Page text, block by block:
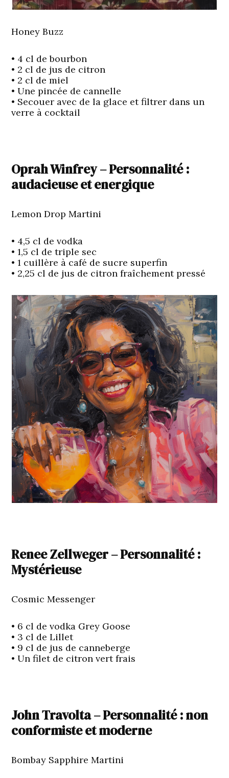
Honey Buzz
• 4 cl de bourbon
• 2 cl de jus de citron
• 2 cl de miel
• Une pincée de cannelle
• Secouer avec de la glace et filtrer dans un
verre à cocktail
Oprah Winfrey – Personnalité :
audacieuse et energique
Lemon Drop Martini
• 4,5 cl de vodka
• 1,5 cl de triple sec
• 1 cuillère à café de sucre superfin
• 2,25 cl de jus de citron fraîchement pressé
Renee Zellweger – Personnalité :
Mystérieuse
Cosmic Messenger
• 6 cl de vodka Grey Goose
• 3 cl de Lillet
• 9 cl de jus de canneberge
• Un filet de citron vert frais
John Travolta – Personnalité : non
conformiste et moderne
Bombay Sapphire Martini